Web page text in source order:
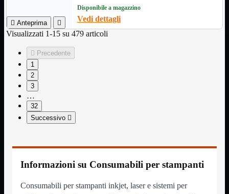
Fascette
Guaina Termorestringente
Pasta Termica
Staffa
Gruppi
5Volts
 Anteprima 
Disponibile a magazzino
Vedi dettagli
Visualizzati 1-15 su 479 articoli
 Precedente
1
2
3
…
32
Successivo 
Informazioni su Consumabili per stampanti
Consumabili per stampanti inkjet, laser e sistemi per